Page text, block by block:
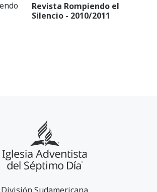
Revista Rompiendo el
Silencio - 2010/2011